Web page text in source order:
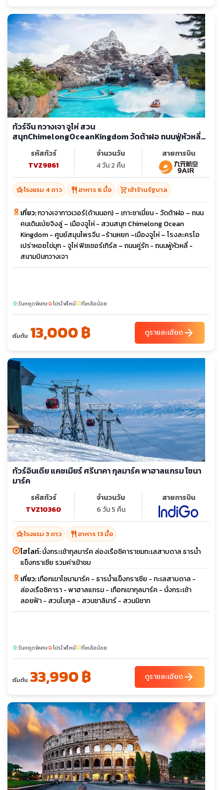
ทัวร์จีน กวางเจา จูไห่ สวน
สนุกChimelongOceanKingdom วัดต้าฝอ ถนนฟู่หัวหลี่
โรงละครโอเปร่าหอยไข่มุก (ลงร้าน)
รหัสทัวร์
TVZ9861
จำนวนวัน
4 วัน 2 คืน
สายการบิน
hotel_classโรงแรม 4 ดาว restaurant อาหาร 6 มื้อ shopping_cartเข้าร้านรัฐบาล
เที่ยว:กวางเจาทาวเวอร์(ด้านนอก) – เกาะซาเมี่ยน - วัดต้าฝอ – ถนน
คนเดินเป่ยจิงลู่ – เมืองจูไห่ - สวนสนุก Chimelong Ocean
Kingdom - ศูนย์สมุนไพรจีน –ร้านหยก –เมืองจูไห่ – โรงละครโอ
เปร่าหอยไข่มุก - จูไห่ ฟิชเชอร์เกิร์ล – ถนนคู่รัก - ถนนฟู่หัวหลี่ -
สนามบินกวางเจา
sunnyวันหยุดพิเศษlocal_fire_departmentโปรไฟไหม้confirmation_numberที่เหลือน้อย
เริ่มต้น 13,000 ฿ ดูรายละเอียดarrow_forward
ทัวร์อินเดีย แคชเมียร์ ศรีนาคา กุลมาร์ค พาฮาลแกรม โซนา
มาร์ค
รหัสทัวร์
TVZ10360
จำนวนวัน
6 วัน 5 คืน
สายการบิน
hotel_classโรงแรม 3 ดาว restaurant อาหาร 13 มื้อ
ไฮไลท์:นั่งกระเช้ากุลมาร์ค ล่องเรือชิคาราชมทะเลสาบดาล ธารน้ำ
แข็งกราเซีย รวมค่าเข้าชม
เที่ยว:เทือกเขาโซนามาร์ค - ธารน้ำแข็งกราเซีย - ทะเลสาบดาล -
ล่องเรือชิคารา - พาฮาลแกรม - เทือกเขากุลมาร์ค - นั่งกระเช้า
ลอยฟ้า - สวนโมกุล - สวนซาลิมาร์ - สวนนิชาท
sunnyวันหยุดพิเศษlocal_fire_departmentโปรไฟไหม้confirmation_numberที่เหลือน้อย
เริ่มต้น 33,990 ฿ ดูรายละเอียดarrow_forward